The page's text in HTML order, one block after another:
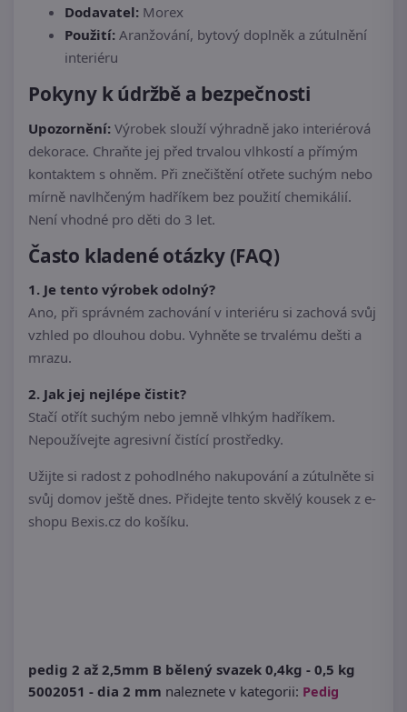
Dodavatel: Morex
Použití: Aranžování, bytový doplněk a zútulnění
interiéru
Pokyny k údržbě a bezpečnosti
Upozornění: Výrobek slouží výhradně jako interiérová
dekorace. Chraňte jej před trvalou vlhkostí a přímým
kontaktem s ohněm. Při znečištění otřete suchým nebo
mírně navlhčeným hadříkem bez použití chemikálií.
Není vhodné pro děti do 3 let.
Často kladené otázky (FAQ)
1. Je tento výrobek odolný?
Ano, při správném zachování v interiéru si zachová svůj
vzhled po dlouhou dobu. Vyhněte se trvalému dešti a
mrazu.
2. Jak jej nejlépe čistit?
Stačí otřít suchým nebo jemně vlhkým hadříkem.
Nepoužívejte agresivní čistící prostředky.
Užijte si radost z pohodlného nakupování a zútulněte si
svůj domov ještě dnes. Přidejte tento skvělý kousek z e-
shopu Bexis.cz do košíku.
pedig 2 až 2,5mm B bělený svazek 0,4kg - 0,5 kg
5002051 - dia 2 mm naleznete v kategorii: Pedig